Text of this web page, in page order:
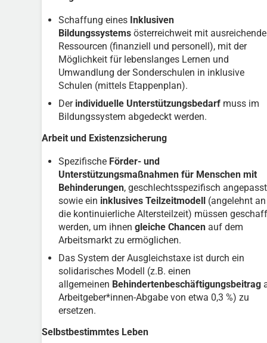
Schaffung eines Inklusiven
Bildungssystemsösterreichweit mit
Ressourcen (finanziell und personell), mit der
Möglichkeit für lebenslanges Lernen und
Umwandlung der Sonderschulen in inklusive
Schulen (mittels Etappenplan).
Der individuelle Unterstützungsbedarfmuss im
Bildungssystem abgedeckt werden.
Arbeit und Existenzsicherung
Spezifische Förder- und
Unterstützungsmaßnahmen für Menschen mit
Behinderungen, geschlechtsspezifisch
sowie ein inklusives Teilzeitmodell (angelehnt an
die kontinuierliche Altersteilzeit) müssen
werden, um ihnen gleiche Chancenauf dem
Arbeitsmarkt zu ermöglichen.
Das System der Ausgleichstaxe ist durch ein
solidarisches Modell (z.B. einen
allgemeinen Behindertenbeschäftigungsbeitrag
Arbeitgeber*innen-Abgabe von etwa 0,3 %) zu
ersetzen.
Selbstbestimmtes Leben